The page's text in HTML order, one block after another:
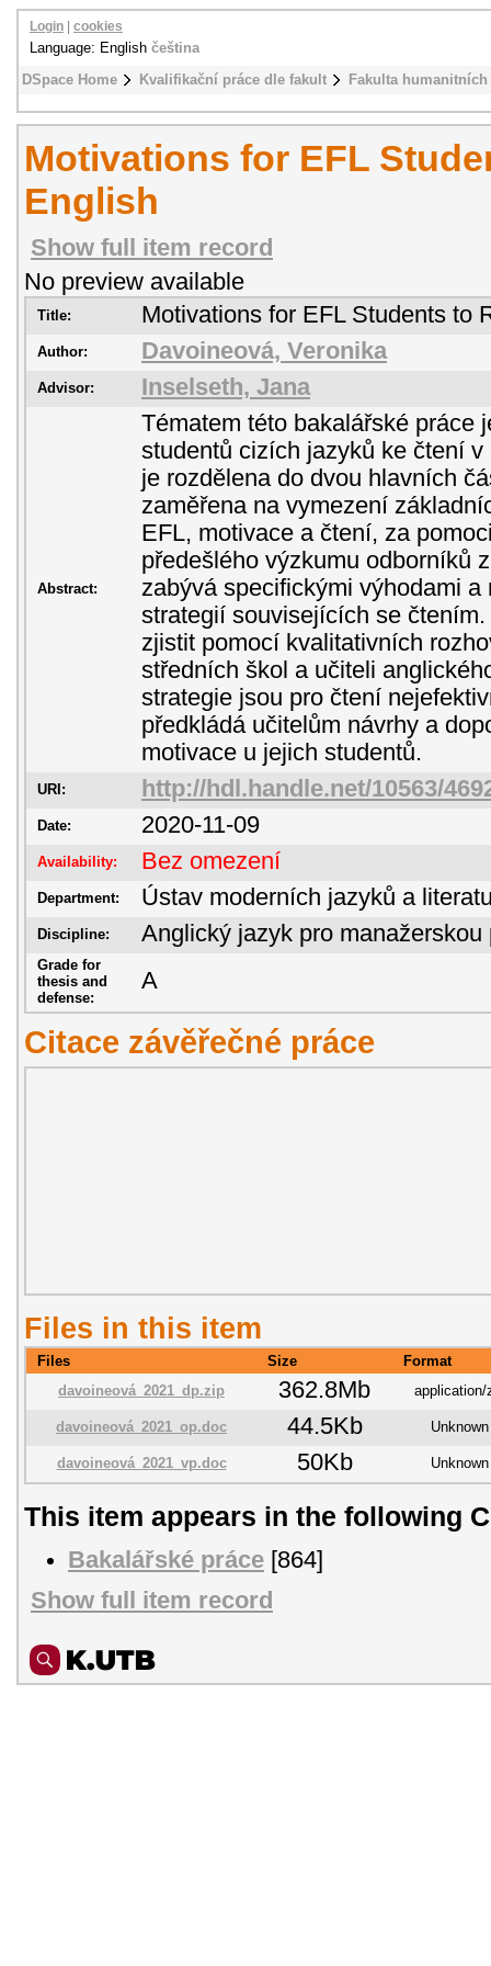
DSpace Home Kvalifikační práce dle fakult Fakulta
Login cookies
Language: English čeština
Motivations for EFL
English
Show full item record
No preview available
Title: Motivations for EFL Students to
Author: Davoineová, Veronika
Advisor: Inselseth, Jana
Abstract:
Tématem této bakalářské práce
studentů cizích jazyků ke čtení
je rozdělena do dvou hlavních
zaměřena na vymezení
EFL, motivace a čtení, za
předešlého výzkumu odborníků
zabývá specifickými výhodami
strategií souvisejících se
zjistit pomocí kvalitativních
středních škol a učiteli
strategie jsou pro čtení
předkládá učitelům návrhy a
motivace u jejich studentů.
URI: http://hdl.handle.net/10563/
Date: 2020-11-09
Availability: Bez omezení
Department: Ústav moderních jazyků a
Discipline: Anglický jazyk pro manažerskou
Grade for
thesis and
defense:
A
Citace závěřečné práce
Files in this item
Files Size
Format
davoineová_2021_dp.zip
362.8Mb application/
davoineová_2021_op.doc 44.5Kb Unknown
davoineová_2021_vp.doc 50Kb Unknown
This item appears in the following
Bakalářské práce [864]
Show full item record